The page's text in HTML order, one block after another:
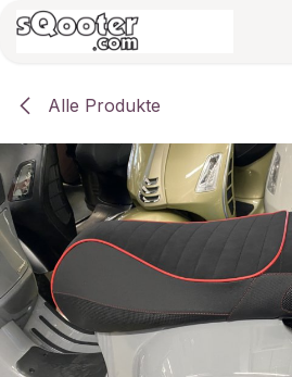
Zum Inhalt springen
Alle Produkte